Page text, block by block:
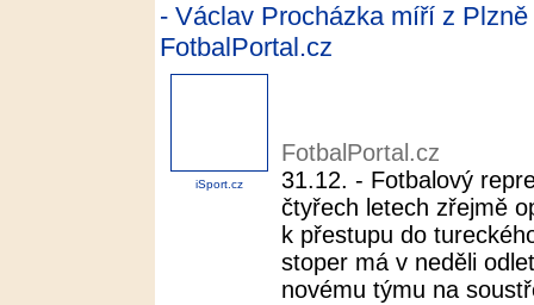
- Václav Procházka míří z
FotbalPortal.cz
iSport.cz
FotbalPortal.cz
31.12. - Fotbalový
čtyřech letech zřejmě
k přestupu do
stoper má v neděli
novému týmu na